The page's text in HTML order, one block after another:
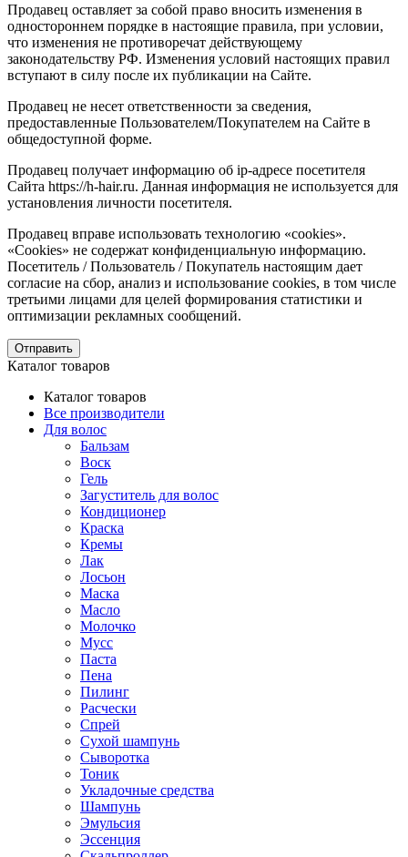
Продавец оставляет за собой право вносить изменения в
одностороннем порядке в настоящие правила, при условии,
что изменения не противоречат действующему
законодательству РФ. Изменения условий настоящих правил
вступают в силу после их публикации на Сайте.
Продавец не несет ответственности за сведения,
предоставленные Пользователем/Покупателем на Сайте в
общедоступной форме.
Продавец получает информацию об ip-адресе посетителя
Сайта https://h-hair.ru. Данная информация не используется для
установления личности посетителя.
Продавец вправе использовать технологию «cookies».
«Cookies» не содержат конфиденциальную информацию.
Посетитель / Пользователь / Покупатель настоящим дает
согласие на сбор, анализ и использование cookies, в том числе
третьими лицами для целей формирования статистики и
оптимизации рекламных сообщений.
Отправить
Каталог товаров
Каталог товаров
Все производители
Для волос
Бальзам
Воск
Гель
Загуститель для волос
Кондиционер
Краска
Кремы
Лак
Лосьон
Маска
Масло
Молочко
Мусс
Паста
Пена
Пилинг
Расчески
Спрей
Сухой шампунь
Сыворотка
Тоник
Укладочные средства
Шампунь
Эмульсия
Эссенция